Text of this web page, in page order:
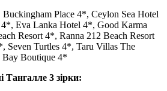
Place 4*, Ceylon Sea Hotel
Eva Lanka Hotel 4*, Good Karma
Resort 4*, Ranna 212 Beach Resort
Seven Turtles 4*, Taru Villas The
Bay Boutique 4*
Тангалле 3 зірки: